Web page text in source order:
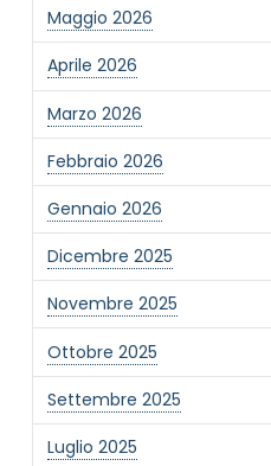
Maggio 2026
Aprile 2026
Marzo 2026
Febbraio 2026
Gennaio 2026
Dicembre 2025
Novembre 2025
Ottobre 2025
Settembre 2025
Luglio 2025